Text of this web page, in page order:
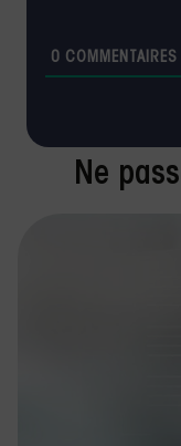
0 COMMENTAIRES
Ne